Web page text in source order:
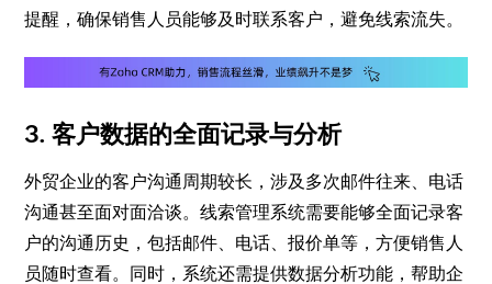
提醒，确保销售人员能够及时联系客户，避免线索流失。
3. 客户数据的全面记录与分析
外贸企业的客户沟通周期较长，涉及多次邮件往来、电话
沟通甚至面对面洽谈。线索管理系统需要能够全面记录客
户的沟通历史，包括邮件、电话、报价单等，方便销售人
员随时查看。同时，系统还需提供数据分析功能，帮助企